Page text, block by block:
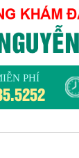
PHÍ